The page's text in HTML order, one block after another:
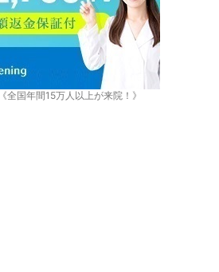
全国年間15万人以上が来院！》